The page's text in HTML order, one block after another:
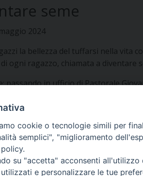
seme
2024
la bellezza del tuffarsi nella vita
ogni ragazzo, chiamata a diventare
passando in ufficio di Pastorale
cookie o tecnologie simili per
semplici", "miglioramento
su "accetta" acconsenti
e personalizzare le tue